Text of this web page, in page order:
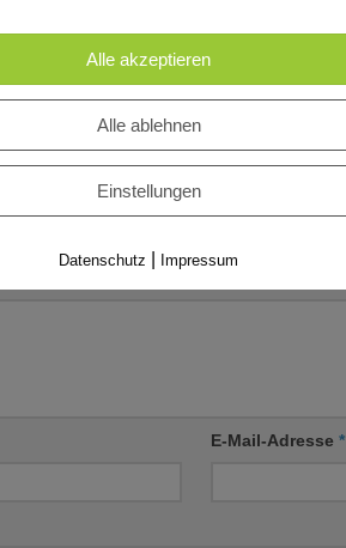
Diskussionskultur.
E-Mail-Adresse*
Alle akzeptieren
Alle ablehnen
Einstellungen
Datenschutz Impressum